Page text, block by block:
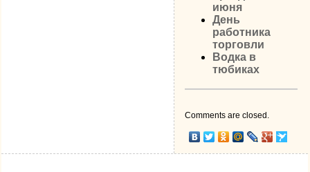
июня
День
работника
торговли
Водка в
тюбиках
Comments are closed.